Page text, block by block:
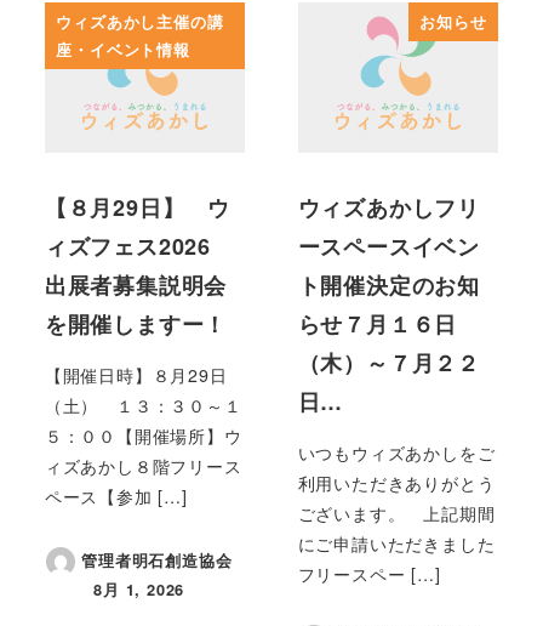
ウィズあかし主催の講
座・イベント情報
【８月29日】 ウ
ィズフェス2026
出展者募集説明会
を開催しますー！
【開催日時】８月29日
（土） １３：３０～１
５：００【開催場所】ウ
ィズあかし８階フリース
ペース【参加 […]
管理者明石創造協会
投稿日
8月 1, 2026
お知らせ
ウィズあかしフリ
ースペースイベン
ト開催決定のお知
らせ７月１６日
（木）～７月２２
日…
いつもウィズあかしをご
利用いただきありがとう
ございます。 上記期間
にご申請いただきました
フリースペー […]